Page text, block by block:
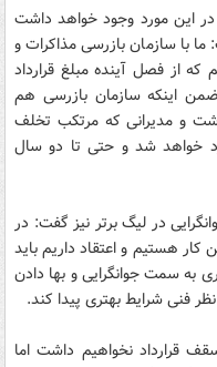
این مورد وجود خواهد داشت
با سازمان بازرسی مذاکرات و
که از فصل آینده مبلغ قرارداد
اینکه سازمان بازرسی هم
و مدیرانی که مرتکب تخلف
خواهد شد و حتی تا دو سال
در لیگ برتر نیز گفت: در
کار هستیم و اعتقاد داریم باید
به سمت جوانگرایی و بها دادن
فنی شرایط بهتری پیدا کند.
قرارداد نخواهیم داشت اما